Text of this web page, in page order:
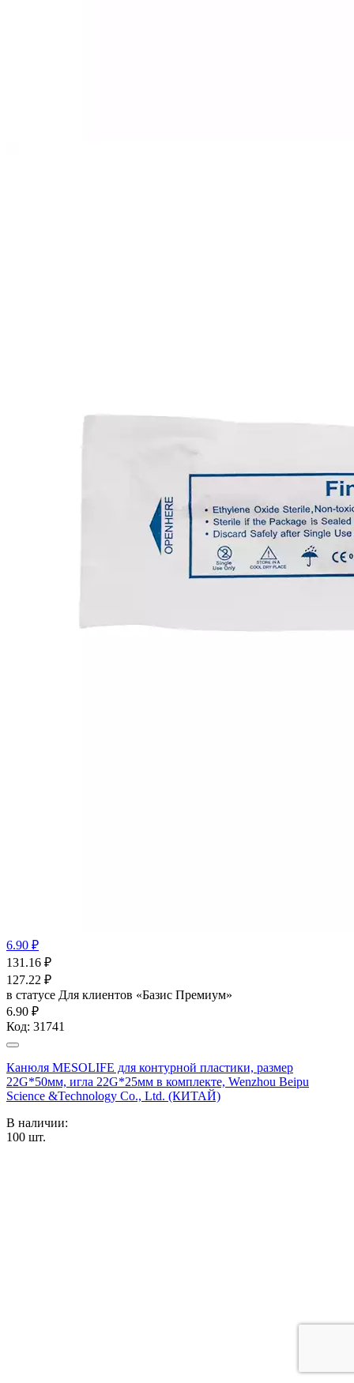
6.90 ₽
131.16 ₽
127.22 ₽
в статусе Для клиентов «Базис Премиум»
6.90 ₽
Код: 31741
Канюля MESOLIFE для контурной пластики, размер
22G*50мм, игла 22G*25мм в комплекте, Wenzhou Beipu
Science &Technology Co., Ltd. (КИТАЙ)
В наличии:
100 шт.